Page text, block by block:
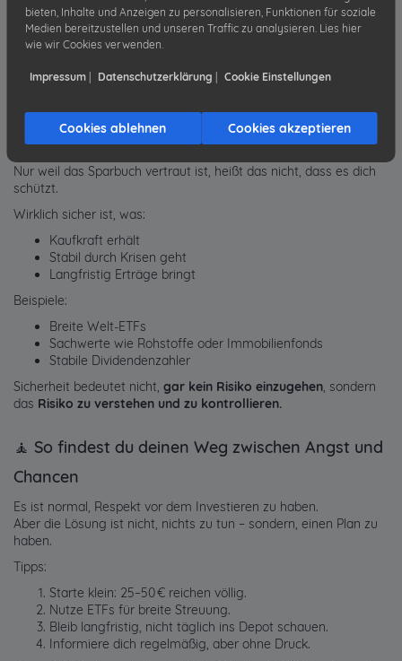
Mit regelmäßigen Sparraten
Mit langfristigem Anlagehorizont
Das echte Risiko liegtnicht im Investieren
🔍 Was wirklich sicher ist – und was
nur so aussieht
Nur weil das Sparbuch vertraut ist, heißt das nicht, dass es dich
schützt.
Wirklich sicher ist, was:
Kaufkraft erhält
Stabil durch Krisen geht
Langfristig Erträge bringt
Beispiele:
Breite Welt-ETFs
Sachwerte wie Rohstoffe oder Immobilienfonds
Stabile Dividendenzahler
Sicherheit bedeutet nicht, gar kein Risiko einzugehen, sondern
das Risiko zu verstehen und zu kontrollieren.
🧘 So findest du deinen Weg zwischen Angst und
Chancen
Es ist normal, Respekt vor dem Investieren zu haben.
Aber die Lösung ist nicht, nichts zu tun – sondern, einen Plan zu
haben.
Tipps:
Starte klein: 25–50 € reichen völlig.
Nutze ETFs für breite Streuung.
Bleib langfristig, nicht täglich ins Depot schauen.
Informiere dich regelmäßig, aber ohne Druck.
bieten, Inhalte und Anzeigen zu personalisieren, Funktionen für soziale
Medien bereitzustellen und unseren Traffic zu analysieren. Lies hier
wie wir Cookies verwenden.
Impressum Datenschutzerklärung Cookie Einstellungen
Cookies ablehnen Cookies akzeptieren